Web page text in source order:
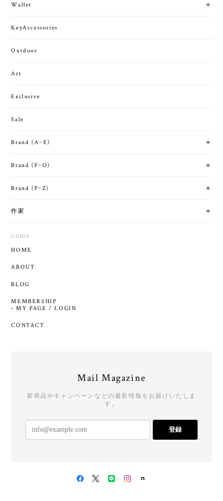
Wallet
KeyAccessories
Outdoor
Art
Exclusive
Sale
Brand (A~E)
Brand (F~O)
Brand (P~Z)
作家
GUIDE
HOME
ABOUT
BLOG
MEMBERSHIP
MY PAGE / LOGIN
CONTACT
Mail Magazine
新商品やキャンペーンなどの最新情報をお届けいたしま
す。
登録